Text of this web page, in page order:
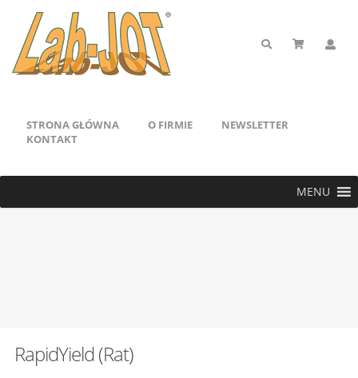
STRONA GŁÓWNA O FIRMIE
NEWSLETTER
KONTAKT
MENU
RapidYield (Rat)